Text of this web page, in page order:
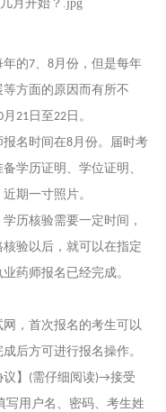
年的7、 8月份，但是每年
方面的原因而有所不
月 21 日至22 日。
名时间在8月份。届时考
学历证明、学位证明、
期一寸照片。
历核验需要一定时间，
验以后，就可以在指定
药师报名已经完成。
，首次报名的考生可以
后方可进行报名操作。
】 (需仔细阅读)→接受
写用户名、密码、考生姓